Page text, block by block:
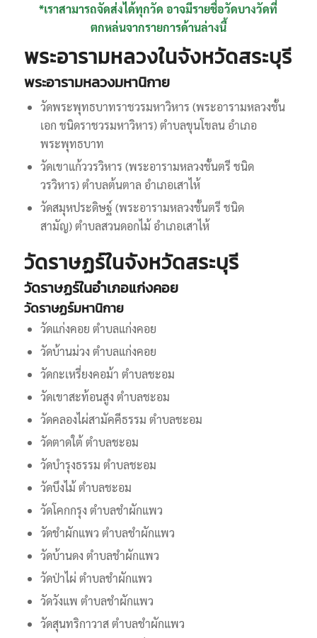
*เราสามารถจัดส่งได้ทุกวัด อาจมีรายชื่อวัดบางวัดที่
ตกหล่นจากรายการด้านล่างนี้
พระอารามหลวงในจังหวัดสระบุรี
พระอารามหลวงมหานิกาย
วัดพระพุทธบาทราชวรมหาวิหาร (พระอารามหลวงชั้น
เอก ชนิดราชวรมหาวิหาร) ตำบลขุนโขลน อำเภอ
พระพุทธบาท
วัดเขาแก้ววรวิหาร (พระอารามหลวงชั้นตรี ชนิด
วรวิหาร) ตำบลต้นตาล อำเภอเสาไห้
วัดสมุหประดิษฐ์ (พระอารามหลวงชั้นตรี ชนิด
สามัญ) ตำบลสวนดอกไม้ อำเภอเสาไห้
วัดราษฏร์ในจังหวัดสระบุรี
วัดราษฏร์ในอำเภอแก่งคอย
วัดราษฏร์มหานิกาย
วัดแก่งคอย ตำบลแก่งคอย
วัดบ้านม่วง ตำบลแก่งคอย
วัดกะเหรี่ยงคอม้า ตำบลชะอม
วัดเขาสะท้อนสูง ตำบลชะอม
วัดคลองไผ่สามัคคีธรรม ตำบลชะอม
วัดตาดใต้ ตำบลชะอม
วัดบำรุงธรรม ตำบลชะอม
วัดบึงไม้ ตำบลชะอม
วัดโคกกรุง ตำบลชำผักแพว
วัดชำผักแพว ตำบลชำผักแพว
วัดบ้านดง ตำบลชำผักแพว
วัดป่าไผ่ ตำบลชำผักแพว
วัดวังแพ ตำบลชำผักแพว
วัดสุนทริกาวาส ตำบลชำผักแพว